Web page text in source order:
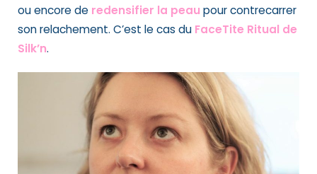
ou encore de redensifier la peau pour contrecarrer
son relachement. C’est le cas du FaceTite Ritual de
Silk’n.